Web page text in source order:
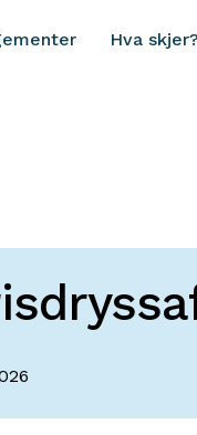
Hva skjer?